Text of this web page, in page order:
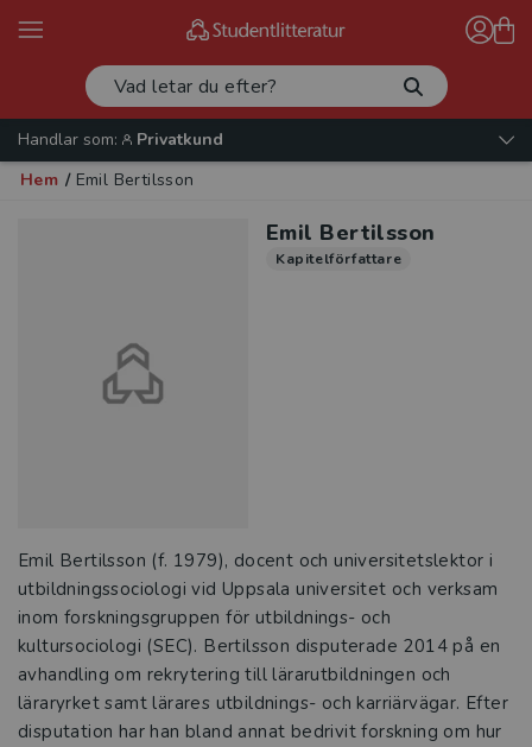
Handlar som:
Privatkund
Hem / Emil Bertilsson
Emil Bertilsson
Kapitelförfattare
Emil Bertilsson (f. 1979), docent och universitetslektor i
utbildningssociologi vid Uppsala universitet och verksam
inom forskningsgruppen för utbildnings- och
kultursociologi (SEC). Bertilsson disputerade 2014 på en
avhandling om rekrytering till lärarutbildningen och
läraryrket samt lärares utbildnings- och karriärvägar. Efter
disputation har han bland annat bedrivit forskning om hur